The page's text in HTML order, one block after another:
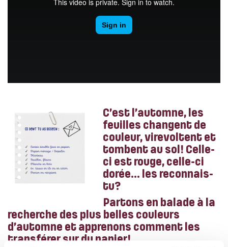
C’est l’automne, les
feuilles changent de
couleur, virevoltent et
tombent au sol! Celle-
ci est rouge, celle-ci
dorée… les reconnais-
tu?
Partons en balade à la
recherche des plus belles couleurs
d’automne et apprenons comment les
transférer sur du papier!